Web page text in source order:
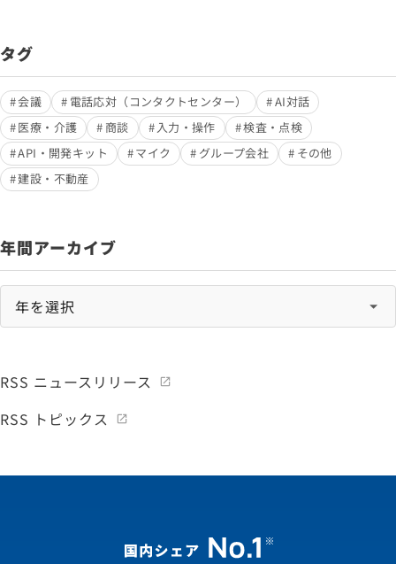
タグ
会議 電話応対（コンタクトセンター）
AI対話
医療・介護
商談 入力・操作
検査・点検
API・開発キット
マイク グループ会社
その他
建設・不動産
年間アーカイブ
RSS ニュースリリース
RSS トピックス